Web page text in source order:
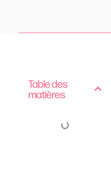
Table des
matières